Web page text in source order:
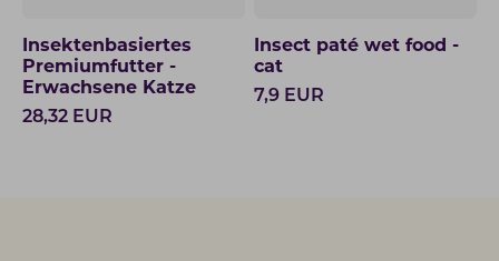
Insektenbasiertes
Premiumfutter -
Erwachsene Katze
28,32 EUR
Insect paté wet food -
cat
7,9 EUR